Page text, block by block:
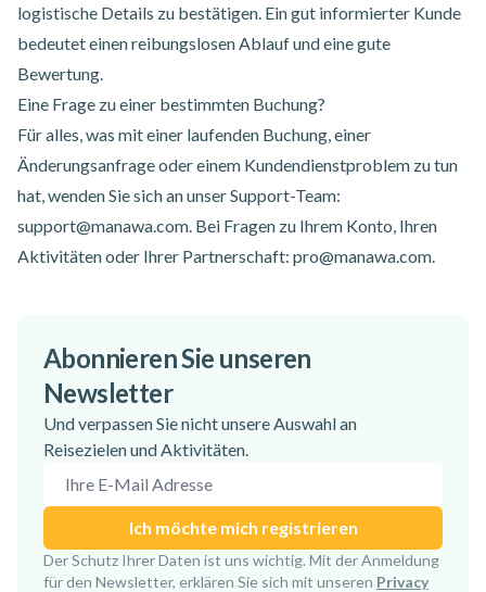
logistische Details zu bestätigen. Ein gut informierter Kunde
bedeutet einen reibungslosen Ablauf und eine gute
Bewertung.
Eine Frage zu einer bestimmten Buchung?
Für alles, was mit einer laufenden Buchung, einer
Änderungsanfrage oder einem Kundendienstproblem zu tun
hat, wenden Sie sich an unser Support-Team:
support@manawa.com. Bei Fragen zu Ihrem Konto, Ihren
Aktivitäten oder Ihrer Partnerschaft: pro@manawa.com.
Abonnieren Sie unseren
Newsletter
Und verpassen Sie nicht unsere Auswahl an
Reisezielen und Aktivitäten.
E-Mail-Adresse
Ich möchte mich registrieren
Anmeldung bestätigt!
Der Schutz Ihrer Daten ist uns wichtig. Mit der Anmeldung
für den Newsletter, erklären Sie sich mit unseren Privacy